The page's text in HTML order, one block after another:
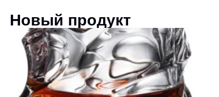
Новый продукт